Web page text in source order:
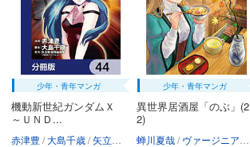
少年・青年マンガ
機動新世紀ガンダムＸ
～ＵＮＤ...
赤津豊 大島千歳 矢立肇・富野由悠季
少年・青年マンガ
異世界居酒屋「のぶ」(2
2)
蝉川夏哉 ヴァージニア二等兵